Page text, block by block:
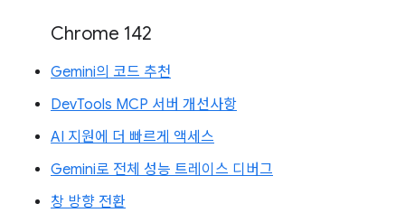
Chrome 142
Gemini의 코드 추천
DevTools MCP 서버 개선사항
AI 지원에 더 빠르게 액세스
Gemini로 전체 성능 트레이스 디버그
창 방향 전환